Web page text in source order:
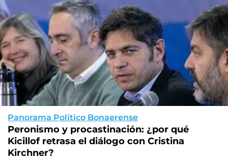
Panorama Político Bonaerense
Peronismo y procastinación: ¿por qué
Kicillof retrasa el diálogo con Cristina
Kirchner?